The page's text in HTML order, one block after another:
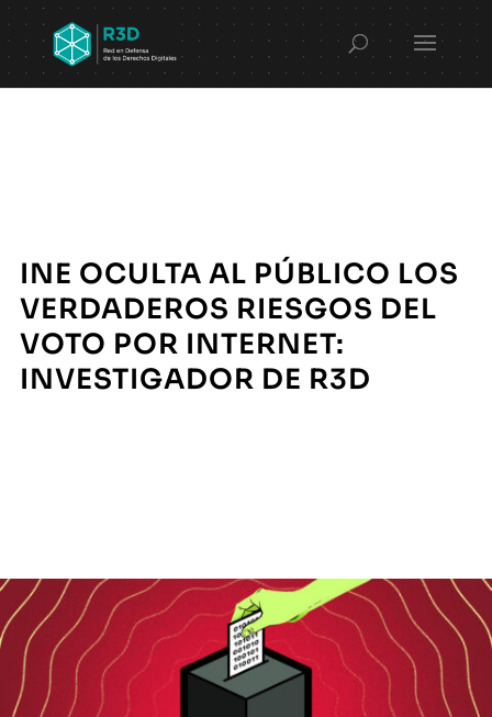
INE OCULTA AL PÚBLICO LOS
VERDADEROS RIESGOS DEL
VOTO POR INTERNET:
INVESTIGADOR DE R3D